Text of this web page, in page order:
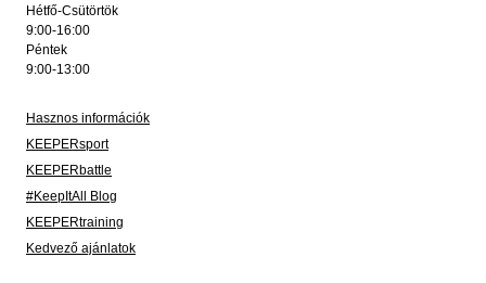
Hétfő-Csütörtök
9:00-16:00
Péntek
9:00-13:00
Hasznos információk
KEEPERsport
KEEPERbattle
#KeepItAll Blog
KEEPERtraining
Kedvező ajánlatok